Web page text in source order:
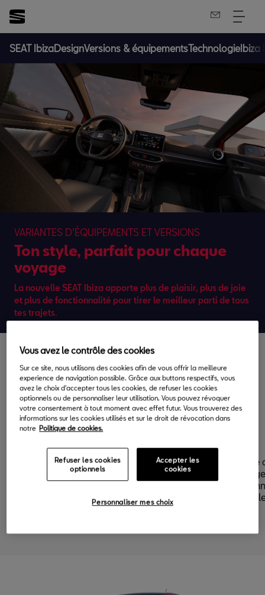
SEAT IbizaDesignVersions & équipementsTechnologieIbiza
VARIANTES D’ÉQUIPEMENTS ET VERSIONS
Ton style, parfait pour chaque
voyage
La nouvelle SEAT Ibiza apporte plus de plaisir, plus de joie
et plus de fonctionnalité pour tirer le meilleur parti de tous
tes trajets.
Variantes d’équipements
de la SEAT Ibiza
Ton design dynamique préféré
dans la finition Ibiza FR, avec des
fonctionnalités telles que les jantes
en alliage léger machined
«Performance» de 18 pouces et
La finition Ibiza Style
jantes en alliage
extérieur
habitacle
impeccable.
Vous avez le contrôle des cookies
Sur ce site, nous utilisons des cookies afin de vous offrir la meilleure
experience de navigation possible. Grâce aux buttons respectifs, vous
avez le choix d'accepter tous les cookies, de refuser les cookies
optionnels ou de personnaliser leur utilisation. Vous pouvez révoquer
votre consentement à tout moment avec effet futur. Vous trouverez des
informations sur les cookies utilisés et sur le droit de révocation dans
notre Politique de cookies.
Refuser les cookies
optionnels
Accepter les
cookies
Personnaliser mes choix